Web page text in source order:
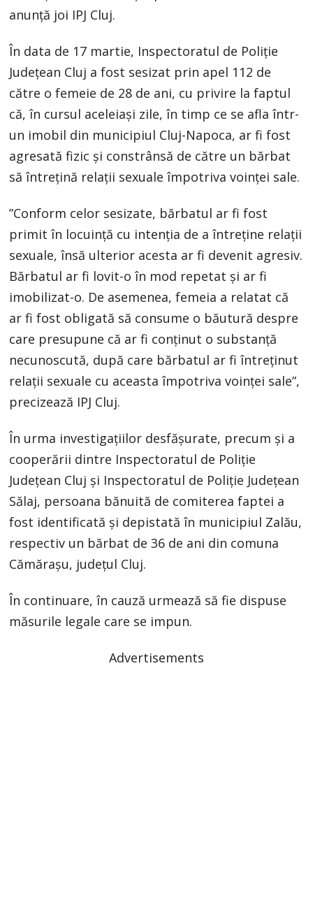
anunţă joi IPJ Cluj.
În data de 17 martie, Inspectoratul de Poliţie
Judeţean Cluj a fost sesizat prin apel 112 de
către o femeie de 28 de ani, cu privire la faptul
că, în cursul aceleiaşi zile, în timp ce se afla într-
un imobil din municipiul Cluj-Napoca, ar fi fost
agresată fizic şi constrânsă de către un bărbat
să întreţină relaţii sexuale împotriva voinţei sale.
”Conform celor sesizate, bărbatul ar fi fost
primit în locuinţă cu intenţia de a întreţine relaţii
sexuale, însă ulterior acesta ar fi devenit agresiv.
Bărbatul ar fi lovit-o în mod repetat şi ar fi
imobilizat-o. De asemenea, femeia a relatat că
ar fi fost obligată să consume o băutură despre
care presupune că ar fi conţinut o substanţă
necunoscută, după care bărbatul ar fi întreţinut
relaţii sexuale cu aceasta împotriva voinţei sale”,
precizează IPJ Cluj.
În urma investigaţiilor desfăşurate, precum şi a
cooperării dintre Inspectoratul de Poliţie
Judeţean Cluj şi Inspectoratul de Poliţie Judeţean
Sălaj, persoana bănuită de comiterea faptei a
fost identificată şi depistată în municipiul Zalău,
respectiv un bărbat de 36 de ani din comuna
Cămăraşu, judeţul Cluj.
În continuare, în cauză urmează să fie dispuse
măsurile legale care se impun.
Advertisements